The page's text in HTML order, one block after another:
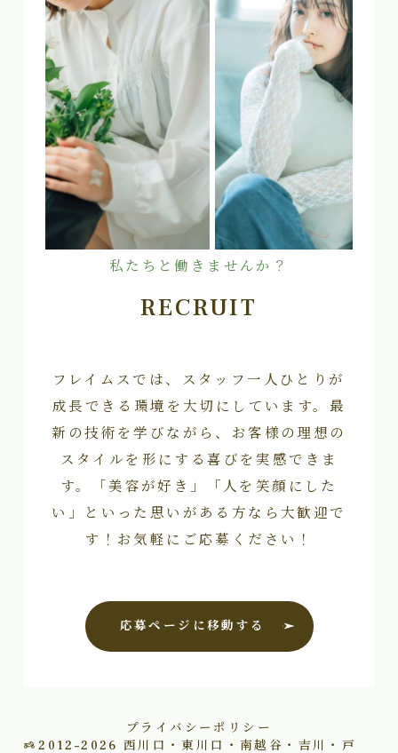
私たちと働きませんか？
RECRUIT
フレイムスでは、スタッフ一人ひとりが
成長できる環境を大切にしています。最
新の技術を学びながら、お客様の理想の
スタイルを形にする喜びを実感できま
す。「美容が好き」「人を笑顔にした
い」といった思いがある方なら大歓迎で
す！お気軽にご応募ください！
応募ページに移動する
プライバシーポリシー
2012–2026 西川口・東川口・南越谷・吉川・戸